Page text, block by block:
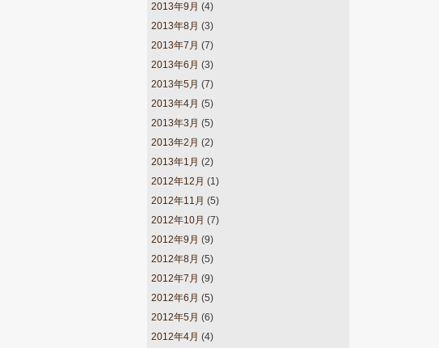
2013年9月 (4)
2013年8月 (3)
2013年7月 (7)
2013年6月 (3)
2013年5月 (7)
2013年4月 (5)
2013年3月 (5)
2013年2月 (2)
2013年1月 (2)
2012年12月 (1)
2012年11月 (5)
2012年10月 (7)
2012年9月 (9)
2012年8月 (5)
2012年7月 (9)
2012年6月 (5)
2012年5月 (6)
2012年4月 (4)